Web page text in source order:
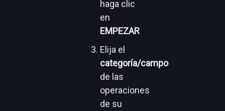
haga clic
en
EMPEZAR
Elija el
categoría/campo
de las
operaciones
de su